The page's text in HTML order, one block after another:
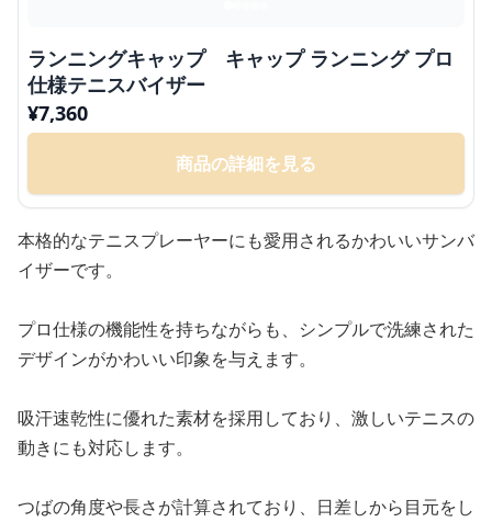
ランニングキャップ キャップ ランニング プロ
仕様テニスバイザー
¥7,360
商品の詳細を見る
本格的なテニスプレーヤーにも愛用されるかわいいサンバ
イザーです。
プロ仕様の機能性を持ちながらも、シンプルで洗練された
デザインがかわいい印象を与えます。
吸汗速乾性に優れた素材を採用しており、激しいテニスの
動きにも対応します。
つばの角度や長さが計算されており、日差しから目元をし